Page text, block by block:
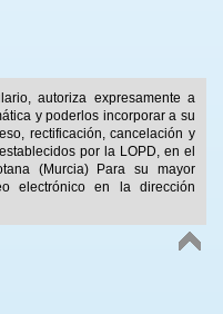
autoriza expresamente a
y poderlos incorporar a su
rectificación, cancelación y
por la LOPD, en el
(Murcia) Para su mayor
electrónico en la dirección